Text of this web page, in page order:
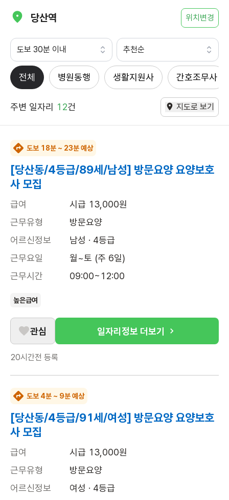
당산역 위치변경
도보 30분 이내 추천순
전체 병원동행 생활지원사 간호조무사
주변 일자리 12건 지도로 보기
도보 18분 ~ 23분 예상
[당산동/4등급/89세/남성] 방문요양 요양보호
사 모집
급여
시급 13,000원
근무유형
방문요양
어르신정보
남성 · 4등급
근무요일
월~토 (주 6일)
근무시간
09:00~12:00
높은급여
관심 일자리정보 더보기
20시간전 등록
도보 4분 ~ 9분 예상
[당산동/4등급/91세/여성] 방문요양 요양보호
사 모집
급여
시급 13,000원
근무유형
방문요양
어르신정보
여성 · 4등급